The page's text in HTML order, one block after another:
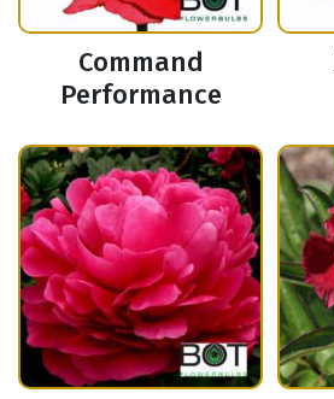
Command
Performance